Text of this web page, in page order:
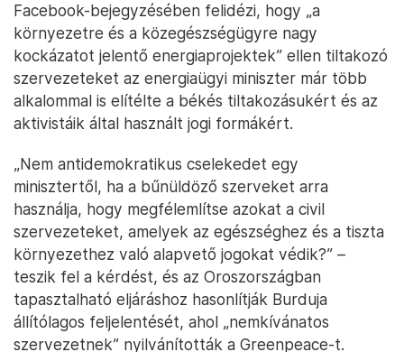
Facebook-bejegyzésében felidézi, hogy „a
környezetre és a közegészségügyre nagy
kockázatot jelentő energiaprojektek” ellen tiltakozó
szervezeteket az energiaügyi miniszter már több
alkalommal is elítélte a békés tiltakozásukért és az
aktivistáik által használt jogi formákért.
„Nem antidemokratikus cselekedet egy
minisztertől, ha a bűnüldöző szerveket arra
használja, hogy megfélemlítse azokat a civil
szervezeteket, amelyek az egészséghez és a tiszta
környezethez való alapvető jogokat védik?” –
teszik fel a kérdést, és az Oroszországban
tapasztalható eljáráshoz hasonlítják Burduja
állítólagos feljelentését, ahol „nemkívánatos
szervezetnek” nyilvánították a Greenpeace-t.